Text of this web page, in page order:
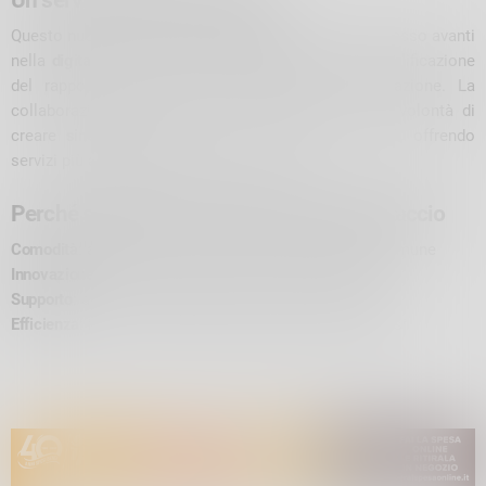
Questo nuovo sportello rappresenta un importante passo avanti
nella
e nella semplificazione
del rapporto tra cittadini e Pubblica Amministrazione. La
collaborazione tra Comune e INPS testimonia la volontà di
creare
a beneficio della comunità, offrendo
servizi più accessibili, efficienti e moderni.
Perché scegliere il PUE di Prata Camportaccio
Comodità
Innovazione
Supporto
Efficienza